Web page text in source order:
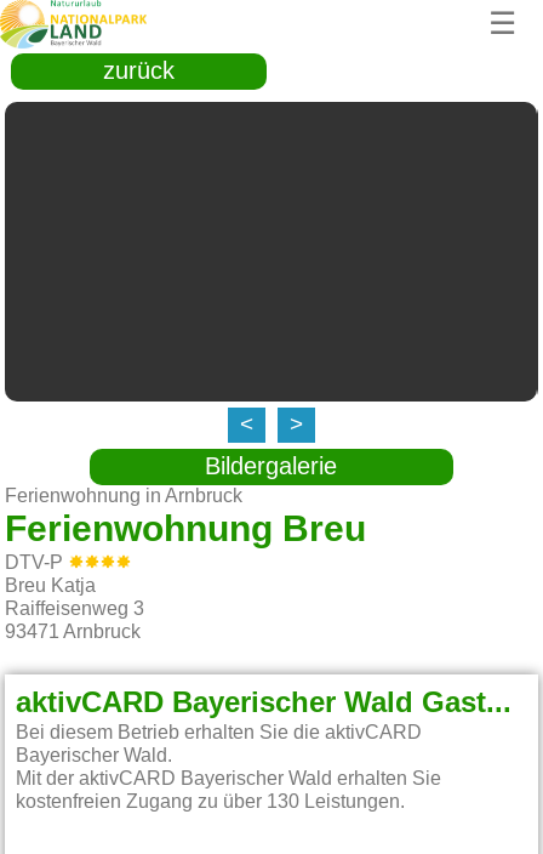
☰
zurück
< >
Bildergalerie
Ferienwohnung in Arnbruck
Ferienwohnung Breu
DTV-P
Breu Katja
Raiffeisenweg 3
93471 Arnbruck
aktivCARD Bayerischer Wald Gastgeber:
Bei diesem Betrieb erhalten Sie die aktivCARD
Bayerischer Wald.
Mit der aktivCARD Bayerischer Wald erhalten Sie
kostenfreien Zugang zu über 130 Leistungen.